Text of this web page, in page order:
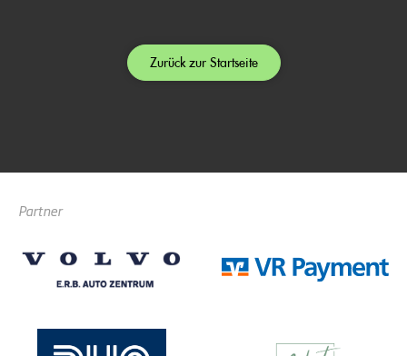
Zurück zur Startseite
Partner